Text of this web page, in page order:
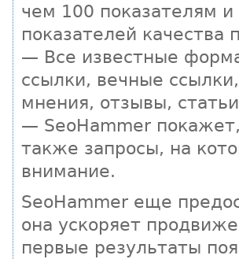
чем 100 показателям
показателей качества
— Все известные
ссылки, вечные
мнения, отзывы,
— SeoHammer
также запросы, на
внимание.
SeoHammer еще
она ускоряет
первые результаты